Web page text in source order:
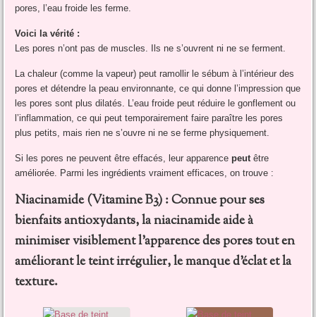
pores, l’eau froide les ferme.
Voici la vérité :
Les pores n’ont pas de muscles. Ils ne s’ouvrent ni ne se ferment.
La chaleur (comme la vapeur) peut ramollir le sébum à l’intérieur des
pores et détendre la peau environnante, ce qui donne l’impression que
les pores sont plus dilatés. L’eau froide peut réduire le gonflement ou
l’inflammation, ce qui peut temporairement faire paraître les pores
plus petits, mais rien ne s’ouvre ni ne se ferme physiquement.
Si les pores ne peuvent être effacés, leur apparencepeutêtre
améliorée. Parmi les ingrédients vraiment efficaces, on trouve :
Niacinamide (Vitamine B3) : Connue pour ses
bienfaits antioxydants, la niacinamide aide à
minimiser visiblement l’apparence des pores tout en
améliorant le teint irrégulier, le manque d’éclat et la
texture.